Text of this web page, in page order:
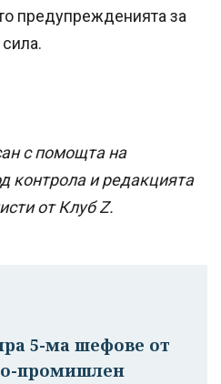
предупрежденията за
с помощта на
контрола и редакцията
от Клуб Z.
5-ма шефове от
промишлен